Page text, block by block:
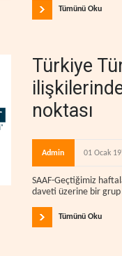
Tümünü Oku
Türkiye
noktası
Admin 01 Ocak
SAAF-Geçtiğimiz
daveti üzerine bir grup
Tümünü Oku